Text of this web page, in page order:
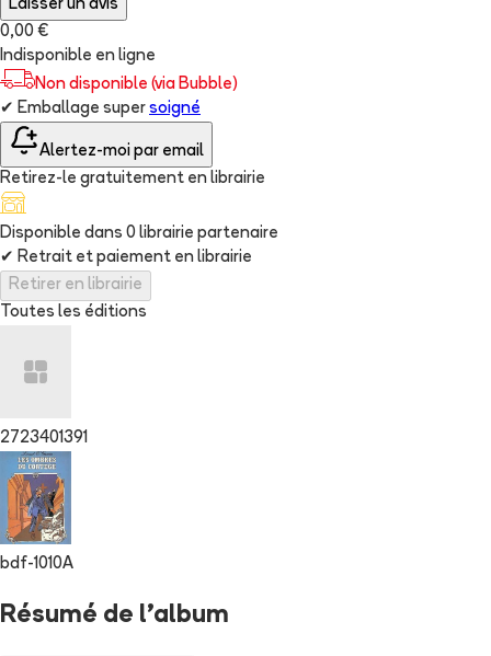
Laisser un avis
0,00 €
Indisponible en ligne
Non disponible (via Bubble)
✔ Emballage super soigné
Alertez-moi par email
Retirez-le gratuitement en librairie
Disponible dans 0 librairie partenaire
✔ Retrait et paiement en librairie
Retirer en librairie
Toutes les éditions
2723401391
bdf-1010A
Résumé de l'album